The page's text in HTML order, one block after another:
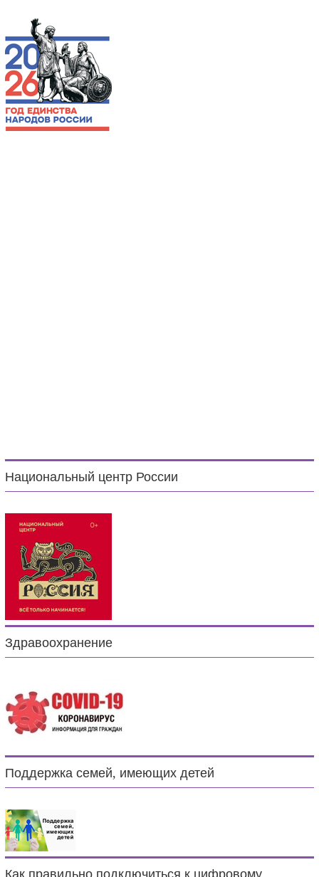
Национальный центр России
Здравоохранение
Поддержка семей, имеющих детей